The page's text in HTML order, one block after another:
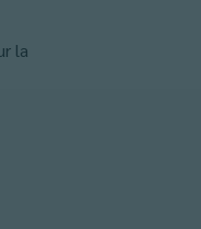
la